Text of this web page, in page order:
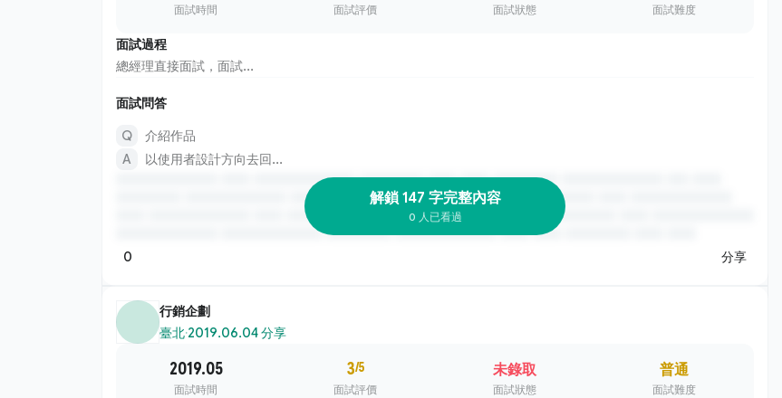
面試時間 面試評價 面試狀態 面試難度
面試過程
總經理直接面試，面試...
面試問答
介紹作品
以使用者設計方向去回...
解鎖 147 字完整內容
0 人已看過
0 分享
行銷企劃
臺北·2019.06.04 分享
2019.05
面試時間
3/5
面試評價
未錄取
面試狀態
普通
面試難度